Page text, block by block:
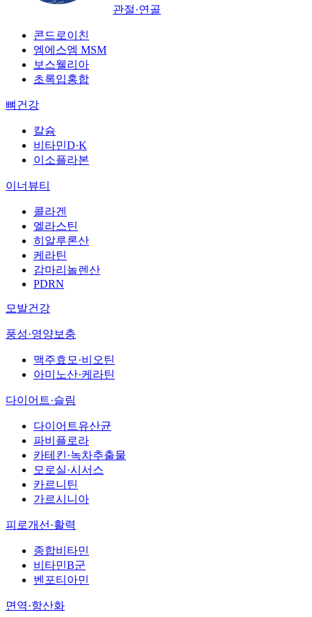
관절·연골
콘드로이친
엠에스엠 MSM
보스웰리아
초록입홍합
뼈건강
칼슘
비타민D·K
이소플라본
이너뷰티
콜라겐
엘라스틴
히알루론산
케라틴
감마리놀렌산
PDRN
모발건강
풍성·영양보충
맥주효모·비오틴
아미노산·케라틴
다이어트·슬림
다이어트유산균
파비플로라
카테킨·녹차추출물
모로실·시서스
카르니틴
가르시니아
피로개선·활력
종합비타민
비타민B군
벤포티아민
면역·항산화